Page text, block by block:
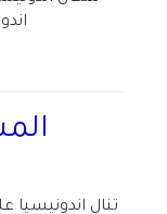
تنال اندونيسيا